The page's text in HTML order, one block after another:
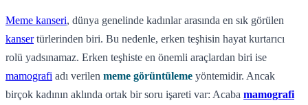
Meme kanseri, dünya genelinde kadınlar arasında en sık görülen
kansertürlerinden biri. Bu nedenle, erken teşhisin hayat kurtarıcı
rolü yadsınamaz. Erken teşhiste en önemli araçlardan biri ise
mamografi adı verilen meme görüntüleme yöntemidir. Ancak
birçok kadının aklında ortak bir soru işareti var: Acaba mamografi